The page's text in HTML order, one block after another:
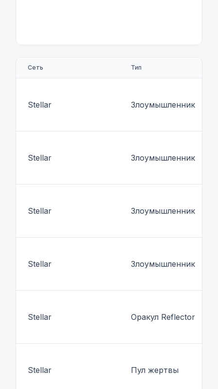
Сеть Тип
Stellar Злоумышленник
Stellar Злоумышленник
Stellar Злоумышленник
Stellar Злоумышленник
Stellar Оракул Reflector
Stellar Пул жертвы